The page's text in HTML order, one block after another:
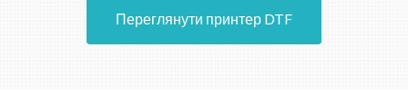
Переглянути принтер DTF